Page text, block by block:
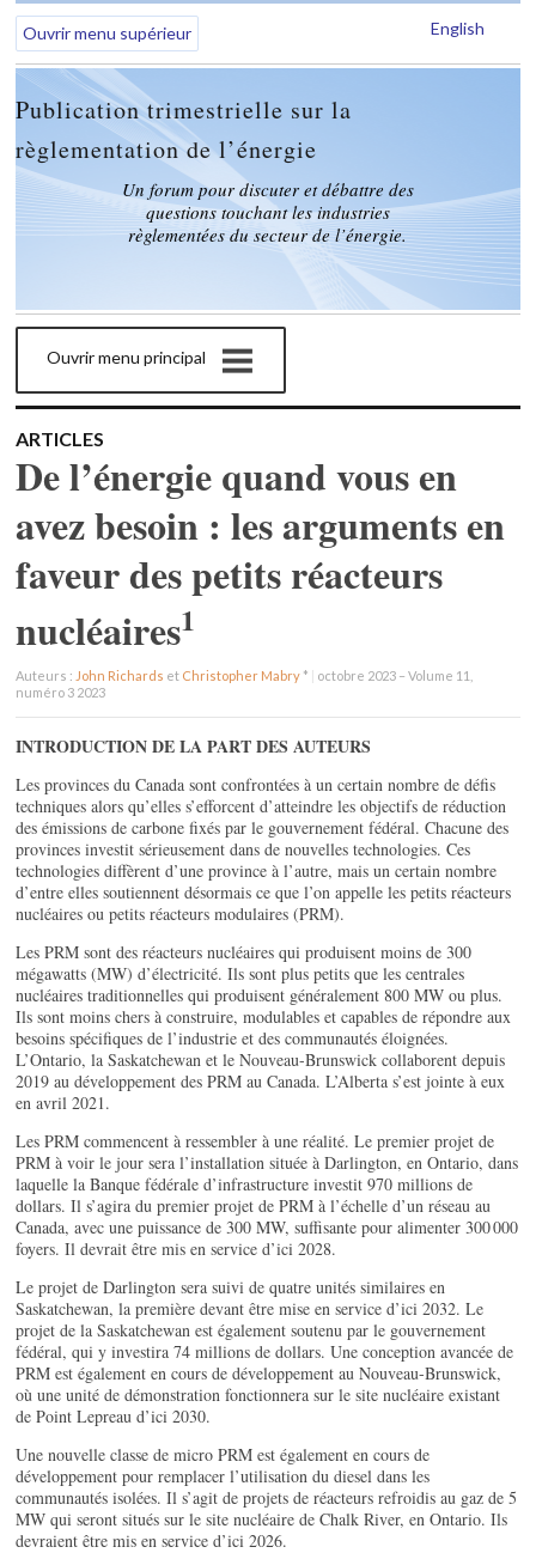
English
Ouvrir menu supérieur
Publication trimestrielle sur la
règlementation de l’énergie
Un forum pour discuter et débattre des
questions touchant les industries
règlementées du secteur de l’énergie.
Ouvrir menu principal
ARTICLES
De l’énergie quand vous en
avez besoin : les arguments en
faveur des petits réacteurs
nucléaires1
Auteurs : John Richards et Christopher Mabry * | octobre 2023 – Volume 11,
numéro 3 2023
INTRODUCTION DE LA PART DES AUTEURS
Les provinces du Canada sont confrontées à un certain nombre de défis
techniques alors qu’elles s’efforcent d’atteindre les objectifs de réduction
des émissions de carbone fixés par le gouvernement fédéral. Chacune des
provinces investit sérieusement dans de nouvelles technologies. Ces
technologies diffèrent d’une province à l’autre, mais un certain nombre
d’entre elles soutiennent désormais ce que l’on appelle les petits réacteurs
nucléaires ou petits réacteurs modulaires (PRM).
Les PRM sont des réacteurs nucléaires qui produisent moins de 300
mégawatts (MW) d’électricité. Ils sont plus petits que les centrales
nucléaires traditionnelles qui produisent généralement 800 MW ou plus.
Ils sont moins chers à construire, modulables et capables de répondre aux
besoins spécifiques de l’industrie et des communautés éloignées.
L’Ontario, la Saskatchewan et le Nouveau-Brunswick collaborent depuis
2019 au développement des PRM au Canada. L’Alberta s’est jointe à eux
en avril 2021.
Les PRM commencent à ressembler à une réalité. Le premier projet de
PRM à voir le jour sera l’installation située à Darlington, en Ontario, dans
laquelle la Banque fédérale d’infrastructure investit 970 millions de
dollars. Il s’agira du premier projet de PRM à l’échelle d’un réseau au
Canada, avec une puissance de 300 MW, suffisante pour alimenter 300 000
foyers. Il devrait être mis en service d’ici 2028.
Le projet de Darlington sera suivi de quatre unités similaires en
Saskatchewan, la première devant être mise en service d’ici 2032. Le
projet de la Saskatchewan est également soutenu par le gouvernement
fédéral, qui y investira 74 millions de dollars. Une conception avancée de
PRM est également en cours de développement au Nouveau-Brunswick,
où une unité de démonstration fonctionnera sur le site nucléaire existant
de Point Lepreau d’ici 2030.
Une nouvelle classe de micro PRM est également en cours de
développement pour remplacer l’utilisation du diesel dans les
communautés isolées. Il s’agit de projets de réacteurs refroidis au gaz de 5
MW qui seront situés sur le site nucléaire de Chalk River, en Ontario. Ils
devraient être mis en service d’ici 2026.